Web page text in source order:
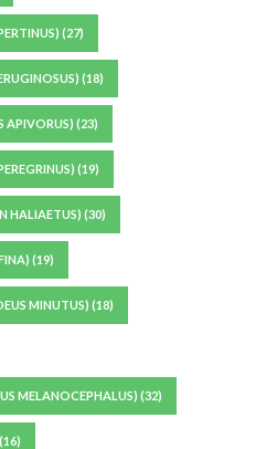
(27)
(18)
APIVORUS) (23)
(19)
HALIAETUS) (30)
(19)
MINUTUS) (18)
MELANOCEPHALUS) (32)
(16)